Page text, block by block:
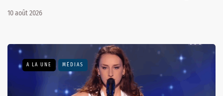
10 août 2026
A LA UNE MÉDIAS